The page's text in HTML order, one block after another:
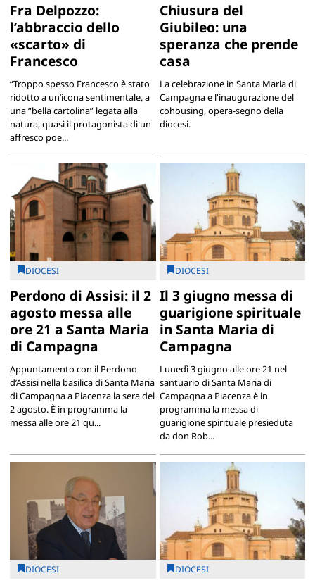
Fra Delpozzo:
l’abbraccio dello
«scarto» di
Francesco
“Troppo spesso Francesco è stato
ridotto a un’icona sentimentale, a
una “bella cartolina” legata alla
natura, quasi il protagonista di un
affresco poe...
Chiusura del
Giubileo: una
speranza che prende
casa
La celebrazione in Santa Maria di
Campagna e l'inaugurazione del
cohousing, opera-segno della
diocesi.
DIOCESI
Perdono di Assisi: il 2
agosto messa alle
ore 21 a Santa Maria
di Campagna
Appuntamento con il Perdono
d’Assisi nella basilica di Santa Maria
di Campagna a Piacenza la sera del
2 agosto. È in programma la
messa alle ore 21 qu...
DIOCESI
Il 3 giugno messa di
guarigione spirituale
in Santa Maria di
Campagna
Lunedì 3 giugno alle ore 21 nel
santuario di Santa Maria di
Campagna a Piacenza è in
programma la messa di
guarigione spirituale presieduta
da don Rob...
DIOCESI DIOCESI